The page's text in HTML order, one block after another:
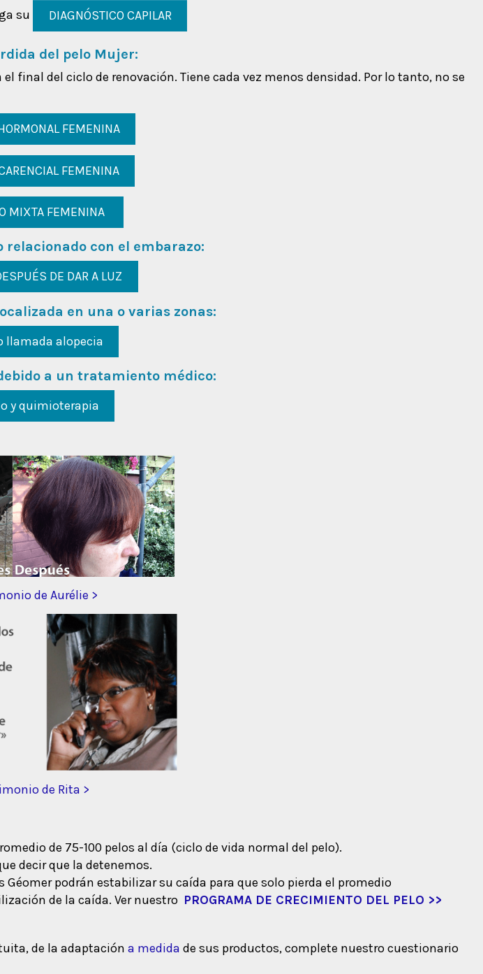
su
DIAGNÓSTICO CAPILAR
del pelo Mujer:
final del ciclo de renovación. Tiene cada vez menos densidad. Por lo tanto, no se
FEMENINA
FEMENINA
MIXTA FEMENINA
con el embarazo:
DE DAR A LUZ
en una o varias zonas:
llamada alopecia
a un tratamiento médico:
y quimioterapia
de Aurélie >
de Rita >
de 75-100 pelos al día (ciclo de vida normal del pelo).
decir que la detenemos.
podrán estabilizar su caída para que solo pierda el promedio
de la caída. Ver nuestro PROGRAMA DE CRECIMIENTO DEL PELO >>
de la adaptación a medida de sus productos, complete nuestro cuestionario